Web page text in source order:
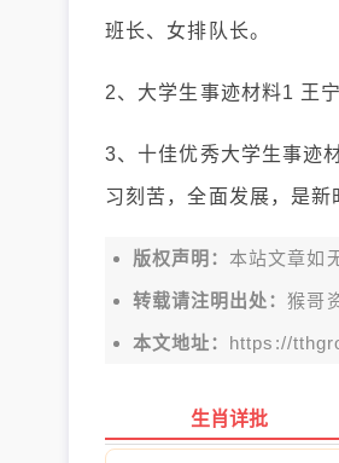
班长、女排队长。
2、大学生事迹材料1 王
3、十佳优秀大学生事迹
习刻苦，全面发展，是新
版权声明： 本站文章如
转载请注明出处：猴哥
本文地址： https://
生肖详批